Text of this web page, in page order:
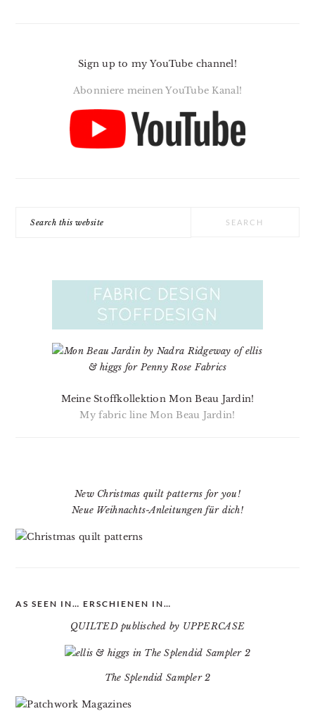
Sign up to my YouTube channel!
Abonniere meinen YouTube Kanal!
Meine Stoffkollektion Mon Beau Jardin!
My fabric line Mon Beau Jardin!
New Christmas quilt patterns for you!
Neue Weihnachts-Anleitungen für dich!
AS SEEN IN… ERSCHIENEN IN…
QUILTED publisched by UPPERCASE
The Splendid Sampler 2